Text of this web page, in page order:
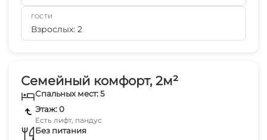
Семейный комфорт, 2м²
Спальных мест: 5
Этаж: 0
Есть лифт, пандус
Без питания
ГОСТИ
Взрослых: 2